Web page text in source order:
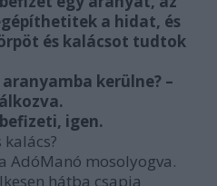
a hidat, és
és kalácsot tudtok
aranyamba kerülne? –
igen.
kalács?
AdóManó mosolyogva.
hátba csapja